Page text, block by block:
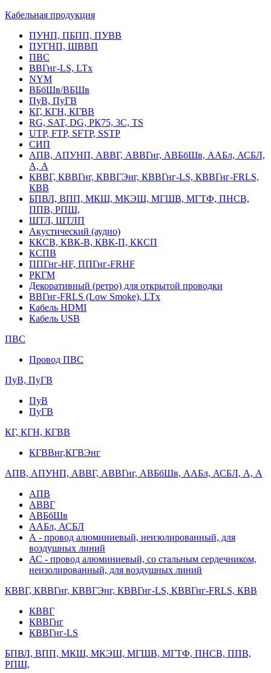
Кабельная продукция
ПУНП, ПБПП, ПУВВ
ПУГНП, ШВВП
ПВС
ВВГнг-LS, LTx
NYM
ВБбШв/ВБШв
ПуВ, ПуГВ
КГ, КГН, КГВВ
RG, SAT, DG, РК75, 3С, TS
UTP, FTP, SFTP, SSTP
СИП
АПВ, АПУНП, АВВГ, АВВГнг, АВБбШв, ААБл, АСБЛ,
А, А
КВВГ, КВВГнг, КВВГЭнг, КВВГнг-LS, КВВГнг-FRLS,
КВВ
БПВЛ, ВПП, МКШ, МКЭШ, МГШВ, МГТФ, ПНСВ,
ППВ, РПШ,
ШТЛ, ШТЛП
Акустический (аудио)
ККСВ, КВК-В, КВК-П, ККСП
КСПВ
ППГнг-HF, ППГнг-FRHF
РКГМ
Декоративный (ретро) для открытой проводки
ВВГнг-FRLS (Low Smoke), LTx
Кабель HDMI
Кабель USB
ПВС
Провод ПВС
ПуВ, ПуГВ
ПуВ
ПуГВ
КГ, КГН, КГВВ
КГВВнг,КГВЭнг
АПВ, АПУНП, АВВГ, АВВГнг, АВБбШв, ААБл, АСБЛ, А, А
АПВ
АВВГ
АВБбШв
ААБл, АСБЛ
А - провод алюминиевый, неизолированный, для
воздушных линий
АС - провод алюминиевый, со стальным сердечником,
неизолированный, для воздушных линий
КВВГ, КВВГнг, КВВГЭнг, КВВГнг-LS, КВВГнг-FRLS, КВВ
КВВГ
КВВГнг
КВВГнг-LS
БПВЛ, ВПП, МКШ, МКЭШ, МГШВ, МГТФ, ПНСВ, ППВ,
РПШ,